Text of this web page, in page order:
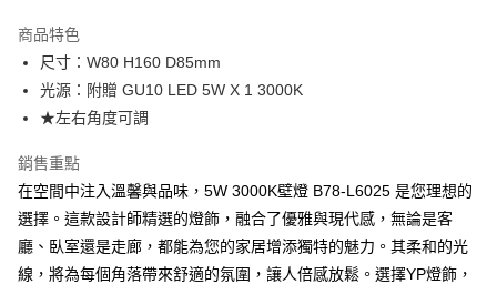
街口支付
悠遊付
全盈+PAY
AFTEE先享後付
相關說明
【關於「AFTEE先享後付」】
商品特色
尺寸：W80 H160 D85mm
光源：附贈 GU10 LED 5W X 1 3000K
★左右角度可調
銷售重點
在空間中注入溫馨與品味，5W 3000K壁燈 B78-L6025 是您理想的
選擇。這款設計師精選的燈飾，融合了優雅與現代感，無論是客
廳、臥室還是走廊，都能為您的家居增添獨特的魅力。其柔和的光
線，將為每個角落帶來舒適的氛圍，讓人倍感放鬆。選擇YP燈飾，